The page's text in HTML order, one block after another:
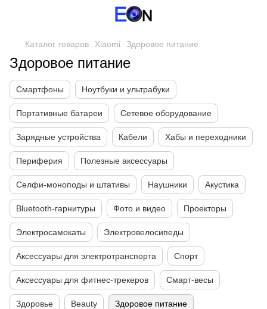
Каталог товаров Xiaomi Здоровое питание
Здоровое питание
Смартфоны Ноутбуки и ультрабуки
Портативные батареи Сетевое оборудование
Зарядные устройства Кабели Хабы и переходники
Периферия Полезные аксессуары
Селфи-моноподы и штативы Наушники Акустика
Bluetooth-гарнитуры Фото и видео Проекторы
Электросамокаты Электровелосипеды
Аксессуары для электротранспорта Спорт
Аксессуары для фитнес-трекеров Смарт-весы
Здоровье Beauty Здоровое питание